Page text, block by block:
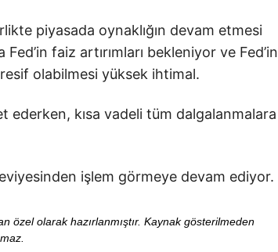
piyasada oynaklığın devam etmesi
faiz artırımları bekleniyor ve Fed’in
olabilmesi yüksek ihtimal.
ederken, kısa vadeli tüm dalgalanmalara
işlem görmeye devam ediyor.
özel olarak hazırlanmıştır. Kaynak gösterilmeden